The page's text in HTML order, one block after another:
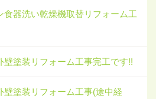
食器洗い乾燥機取替リフォーム工
壁塗装リフォーム工事完工です!!
壁塗装リフォーム工事(途中経